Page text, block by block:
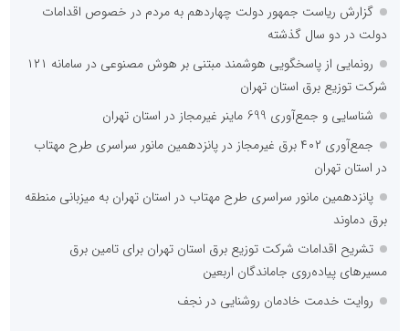
گزارش ریاست جمهور دولت چهاردهم به مردم در خصوص اقدامات
دولت در دو سال گذشته
رونمایی از پاسخگویی هوشمند مبتنی بر هوش مصنوعی در سامانه ۱۲۱
شرکت توزیع برق استان تهران
شناسایی و جمع‌آوری 699 ماینر غیرمجاز در استان تهران
جمع‌آوری ۴۰۲ برق غیرمجاز در پانزدهمین مانور سراسری طرح مهتاب
در استان تهران
پانزدهمین مانور سراسری طرح مهتاب در استان تهران به میزبانی منطقه
برق دماوند
تشریح اقدامات شرکت توزیع برق استان تهران برای تامین برق
مسیرهای پیاده‌روی جاماندگان اربعین
روایت خدمت خادمان روشنایی در نجف